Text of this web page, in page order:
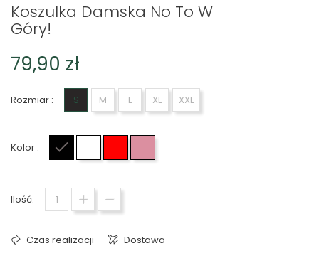
Koszulka Damska No To W
Góry!
79,90 zł
Rozmiar : S M L XL XXL
Kolor :
Ilość:
Czas realizacji Dostawa